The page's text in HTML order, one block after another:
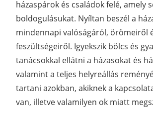
házaspárok és családok felé, amely
boldogulásukat. Nyíltan beszél a
mindennapi valóságáról, örömeiről
feszültségeiről. Igyekszik bölcs és
tanácsokkal ellátni a házasokat és
valamint a teljes helyreállás
tartani azokban, akiknek a
van, illetve valamilyen ok miatt